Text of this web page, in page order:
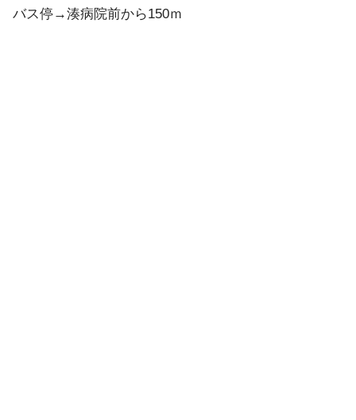
バス停→湊病院前から150ｍ